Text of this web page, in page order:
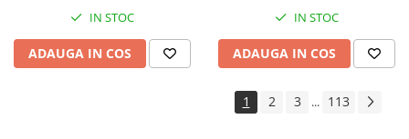
IN STOC
ADAUGA IN COS
IN STOC
ADAUGA IN COS
1 2 3 ... 113